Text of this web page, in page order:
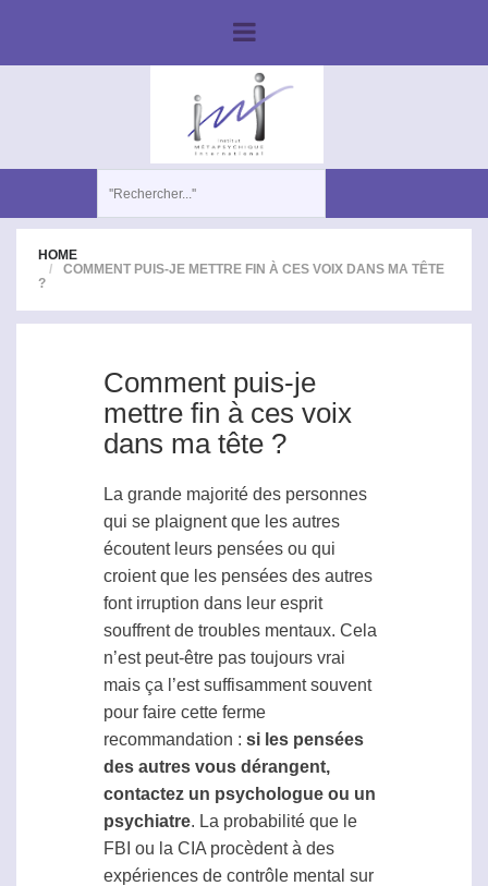
HOME
COMMENT PUIS-JE METTRE FIN À CES VOIX DANS MA TÊTE
?
Comment puis-je
mettre fin à ces voix
dans ma tête ?
La grande majorité des personnes
qui se plaignent que les autres
écoutent leurs pensées ou qui
croient que les pensées des autres
font irruption dans leur esprit
souffrent de troubles mentaux. Cela
n’est peut-être pas toujours vrai
mais ça l’est suffisamment souvent
pour faire cette ferme
recommandation : si les pensées
des autres vous dérangent,
contactez un psychologue ou un
psychiatre. La probabilité que le
FBI ou la CIA procèdent à des
expériences de contrôle mental sur